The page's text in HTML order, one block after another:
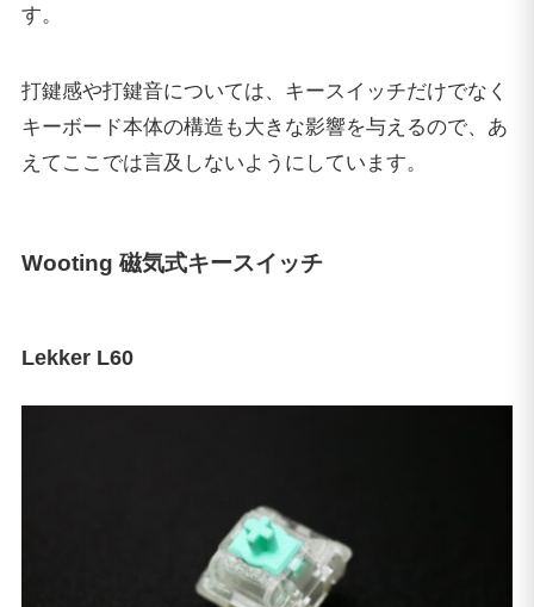
す。
打鍵感や打鍵音については、キースイッチだけでなく
キーボード本体の構造も大きな影響を与えるので、あ
えてここでは言及しないようにしています。
Wooting 磁気式キースイッチ
Lekker L60